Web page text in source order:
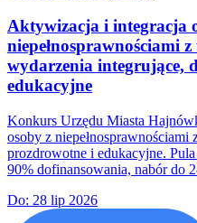
Aktywizacja i integracja
niepełnosprawnościami
wydarzenia integrujące,
edukacyjne
Konkurs Urzędu Miasta
osoby z niepełnosprawnościami
prozdrowotne i edukacyjne.
90% dofinansowania, nabór do
Do: 28 lip 2026